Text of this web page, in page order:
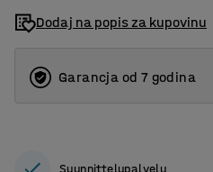
Dodaj na popis za kupovinu
Garancja od 7 godina
Suunnittelupalvelu